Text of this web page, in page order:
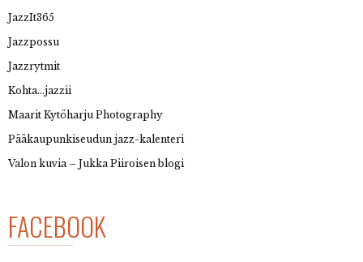
JazzIt365
Jazzpossu
Jazzrytmit
Kohta…jazzii
Maarit Kytöharju Photography
Pääkaupunkiseudun jazz-kalenteri
Valon kuvia – Jukka Piiroisen blogi
FACEBOOK